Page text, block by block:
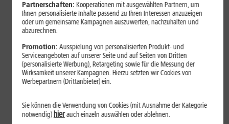
Alternativ iPad als Zugabe zu DSL-Tarifen über die
1&1 Vorteilswelt erhalten
Montabaur, 9. Mai 2025.Virtual Reality (VR) ist längst
der Techie-Nische entwachsen – Nutzer erwartet heute VR-
Spielspaß ganz ohne teure Gaming-Hardware und lästige
Kabel.
regelmäßig von unabhängigen Fachportalen wie zuletzt im
connect Komplettcheck Festnetz 2025 bestätigt wird,
Partnerschaften: Kooperationen mit ausgewählten Partnern, um
Ihnen personalisierte Inhalte passend zu Ihren Interessen anzuzeigen
oder um gemeinsame Kampagnen auszuwerten, nachzuhalten und
abzurechnen.
Promotion:Ausspielung von personalisierten Produkt- und
Serviceangeboten auf unserer Seite und auf Seiten von Dritten
(personalisierte Werbung), Retargeting sowie für die Messung der
Wirksamkeit unserer Kampagnen. Hierzu setzten wir Cookies von
Werbepartnern (Drittanbieter) ein.
Sie können die Verwendung von Cookies (mit Ausnahme der Kategorie
notwendig) hierauch einzeln auswählen oder ablehnen.